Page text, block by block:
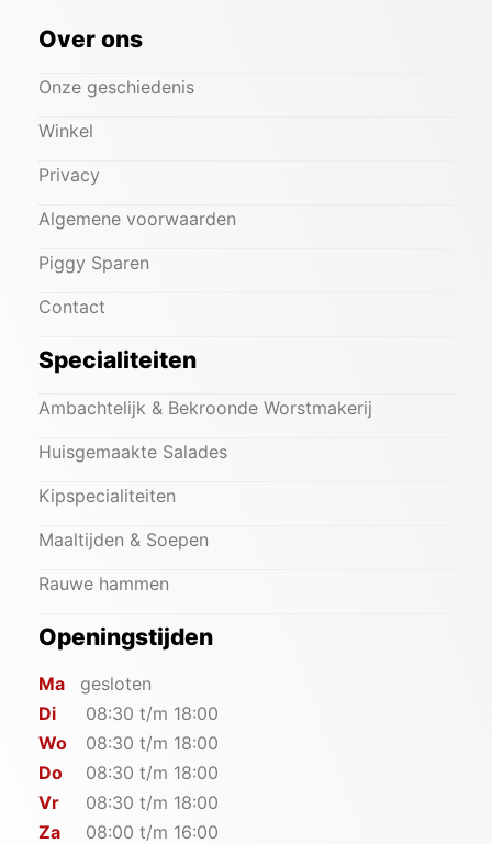
Over ons
Onze geschiedenis
Winkel
Privacy
Algemene voorwaarden
Piggy Sparen
Contact
Specialiteiten
Ambachtelijk & Bekroonde Worstmakerij
Huisgemaakte Salades
Kipspecialiteiten
Maaltijden & Soepen
Rauwe hammen
Openingstijden
Ma
gesloten
Di
08:30 t/m 18:00
Wo
08:30 t/m 18:00
Do
08:30 t/m 18:00
Vr
08:30 t/m 18:00
Za
08:00 t/m 16:00